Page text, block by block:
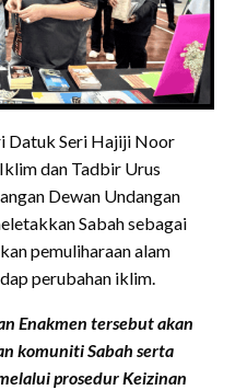
Datuk Seri Hajiji Noor
dan Tadbir Urus
Dewan Undangan
Sabah sebagai
pemuliharaan alam
perubahan iklim.
Enakmen tersebut akan
komuniti Sabah serta
prosedur Keizinan